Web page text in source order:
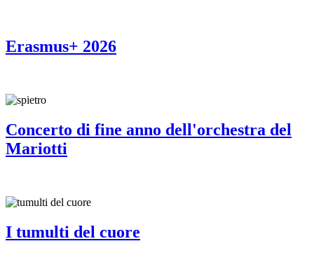
Erasmus+ 2026
Concerto di fine anno dell'orchestra del
Mariotti
I tumulti del cuore